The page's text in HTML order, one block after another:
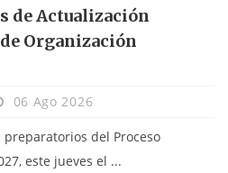
de Actualización
Organización
06 Ago 2026
del Proceso
este jueves el ...